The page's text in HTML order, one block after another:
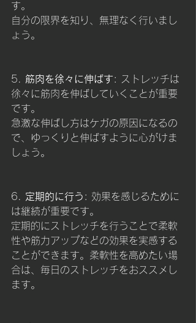
す。
自分の限界を知り、無理なく行いまし
ょう。
5. 筋肉を徐々に伸ばす: ストレッチは
徐々に筋肉を伸ばしていくことが重要
です。
急激な伸ばし方はケガの原因になるの
で、ゆっくりと伸ばすように心がけま
しょう。
6. 定期的に行う : 効果を感じるために
は継続が重要です。
定期的にストレッチを行うことで柔軟
性や筋力アップなどの効果を実感する
ことができます。柔軟性を高めたい場
合は、毎日のストレッチをおススメし
ます。